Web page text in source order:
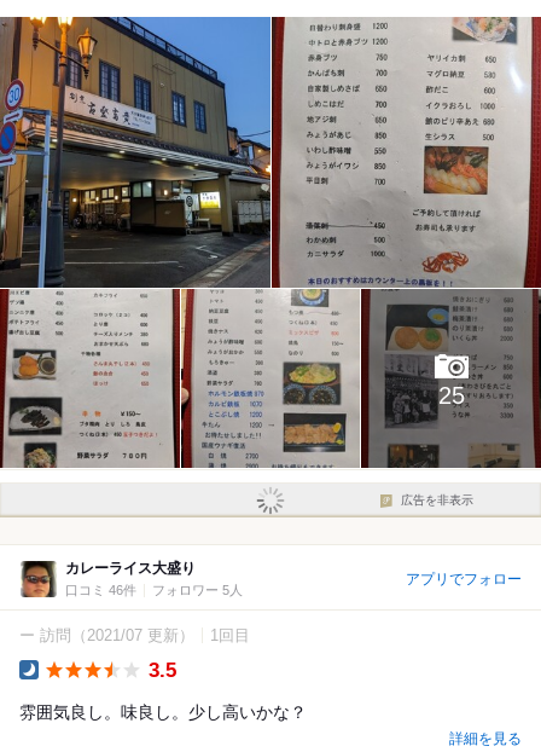
25
広告を非表示
カレーライス大盛り
口コミ 46件 フォロワー 5人
アプリでフォロー
ー 訪問 （2021/07 更新） 1回目
3.5
雰囲気良し。味良し。少し高いかな？
詳細を見る